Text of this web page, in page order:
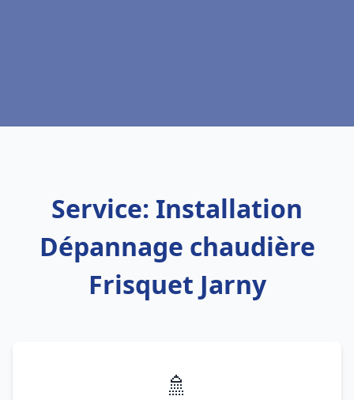
Service: Installation
Dépannage chaudière
Frisquet Jarny
🚿